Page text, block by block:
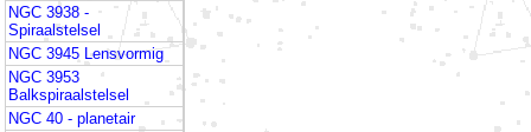
NGC 3938 -
Spiraalstelsel
NGC 3945 Lensvormig
NGC 3953
Balkspiraalstelsel
NGC 40 - planetair